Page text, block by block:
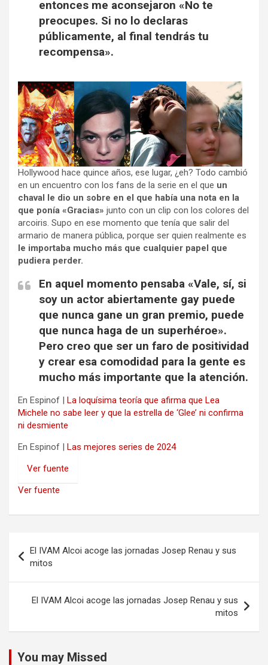
entonces me aconsejaron «No te
preocupes. Si no lo declaras
públicamente, al final tendrás tu
recompensa».
Hollywood hace quince años, ese lugar, ¿eh? Todo cambió
en un encuentro con los fans de la serie en el que un
chaval le dio un sobre en el que había una nota en la
que ponía «Gracias» junto con un clip con los colores del
arcoiris. Supo en ese momento que tenía que salir del
armario de manera pública, porque ser quien realmente es
le importaba mucho más que cualquier papel que
pudiera perder.
En aquel momento pensaba «Vale, sí, si
soy un actor abiertamente gay puede
que nunca gane un gran premio, puede
que nunca haga de un superhéroe».
Pero creo que ser un faro de positividad
y crear esa comodidad para la gente es
mucho más importante que la atención.
En Espinof | La loquísima teoría que afirma que Lea
Michele no sabe leer y que la estrella de ‘Glee’ ni confirma
ni desmiente
En Espinof | Las mejores series de 2024
Ver fuente
Ver fuente
de
entradas
El IVAM Alcoi acoge las jornadas Josep Renau y sus
mitos
El IVAM Alcoi acoge las jornadas Josep Renau y sus
mitos
You may Missed